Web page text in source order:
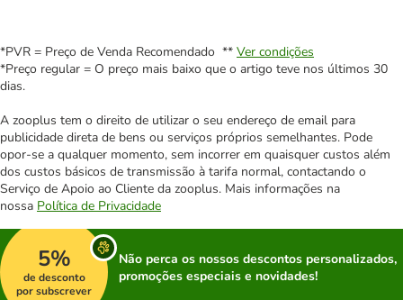
*PVR = Preço de Venda Recomendado ** Ver condições
*Preço regular = O preço mais baixo que o artigo teve nos últimos 30
dias.
A zooplus tem o direito de utilizar o seu endereço de email para
publicidade direta de bens ou serviços próprios semelhantes. Pode
opor-se a qualquer momento, sem incorrer em quaisquer custos além
dos custos básicos de transmissão à tarifa normal, contactando o
Serviço de Apoio ao Cliente da zooplus. Mais informações na
nossa Política de Privacidade
5%
de desconto
por subscrever
Não perca os nossos descontos personalizados,
promoções especiais e novidades!